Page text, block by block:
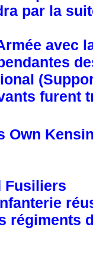
par la
avec
furent
Own
Fusiliers
régiments